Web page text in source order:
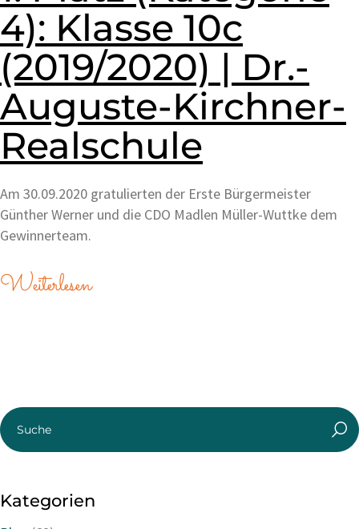
4): Klasse 10c
(2019/2020) | Dr.-
Auguste-Kirchner-
Realschule
Am 30.09.2020 gratulierten der Erste Bürgermeister
Günther Werner und die CDO Madlen Müller-Wuttke dem
Gewinnerteam.
Weiterlesen
Kategorien